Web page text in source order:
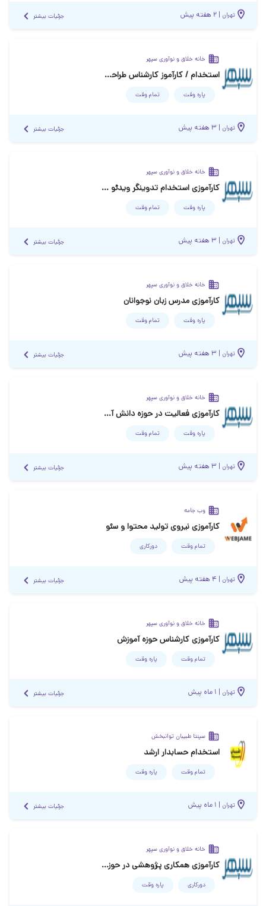
تهران | ۲ هفته پیش جزئیات بیشتر
خانه خلاق و نوآوری سپهر
استخدام / کارآموز کارشناس طراحی بازی و گیمیفیکیشن GAME & GAMIFICATION DESIGNER
پاره وقت تمام وقت
تهران | ۳ هفته پیش جزئیات بیشتر
خانه خلاق و نوآوری سپهر
کارآموزی استخدام تدوینگر ویدئو (VIDEO EDITOR)
پاره وقت تمام وقت
تهران | ۳ هفته پیش جزئیات بیشتر
خانه خلاق و نوآوری سپهر
کارآموزی مدرس زبان نوجوانان
پاره وقت تمام وقت
تهران | ۳ هفته پیش جزئیات بیشتر
خانه خلاق و نوآوری سپهر
کارآموزی فعالیت در حوزه دانش آموزی
پاره وقت تمام وقت
تهران | ۳ هفته پیش جزئیات بیشتر
وب جامه
کارآموزی نیروی تولید محتوا و سئو
تمام وقت دورکاری
تهران | ۴ هفته پیش جزئیات بیشتر
خانه خلاق و نوآوری سپهر
کارآموزی کارشناس حوزه آموزش
تمام وقت پاره وقت
تهران | ۱ ماه پیش جزئیات بیشتر
سپنتا طبیبان توانبخش
استخدام حسابدار ارشد
تمام وقت پاره وقت
تهران | ۱ ماه پیش جزئیات بیشتر
خانه خلاق و نوآوری سپهر
کارآموزی همکاری پژوهشی در حوزه دانش آموز و خانواده
دورکاری پاره وقت